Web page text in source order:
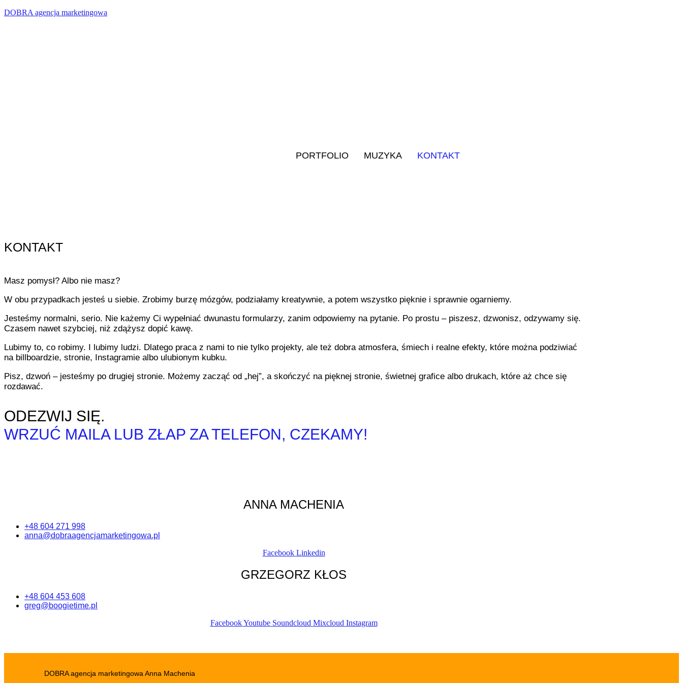
DOBRA agencja marketingowa
PORTFOLIO MUZYKA KONTAKT
KONTAKT
Masz pomysł? Albo nie masz?
W obu przypadkach jesteś u siebie. Zrobimy burzę mózgów, podziałamy kreatywnie, a potem wszystko pięknie i sprawnie ogarniemy.
Jesteśmy normalni, serio. Nie każemy Ci wypełniać dwunastu formularzy, zanim odpowiemy na pytanie. Po prostu – piszesz, dzwonisz, odzywamy się.
Czasem nawet szybciej, niż zdążysz dopić kawę.
Lubimy to, co robimy. I lubimy ludzi. Dlatego praca z nami to nie tylko projekty, ale też dobra atmosfera, śmiech i realne efekty, które można podziwiać
na billboardzie, stronie, Instagramie albo ulubionym kubku.
Pisz, dzwoń – jesteśmy po drugiej stronie. Możemy zacząć od „hej”, a skończyć na pięknej stronie, świetnej grafice albo drukach, które aż chce się
rozdawać.
ODEZWIJ SIĘ.
WRZUĆ MAILA LUB ZŁAP ZA TELEFON, CZEKAMY!
ANNA MACHENIA
+48 604 271 998
anna@dobraagencjamarketingowa.pl
Facebook Linkedin
GRZEGORZ KŁOS
+48 604 453 608
greg@boogietime.pl
Facebook Youtube Soundcloud Mixcloud Instagram
DOBRA agencja marketingowa Anna Machenia